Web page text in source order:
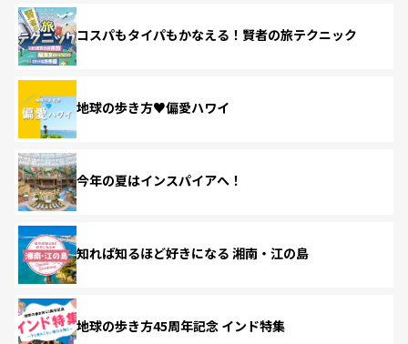
コスパもタイパもかなえる！賢者の旅テクニック
地球の歩き方♥偏愛ハワイ
今年の夏はインスパイアへ！
知れば知るほど好きになる 湘南・江の島
地球の歩き方45周年記念 インド特集